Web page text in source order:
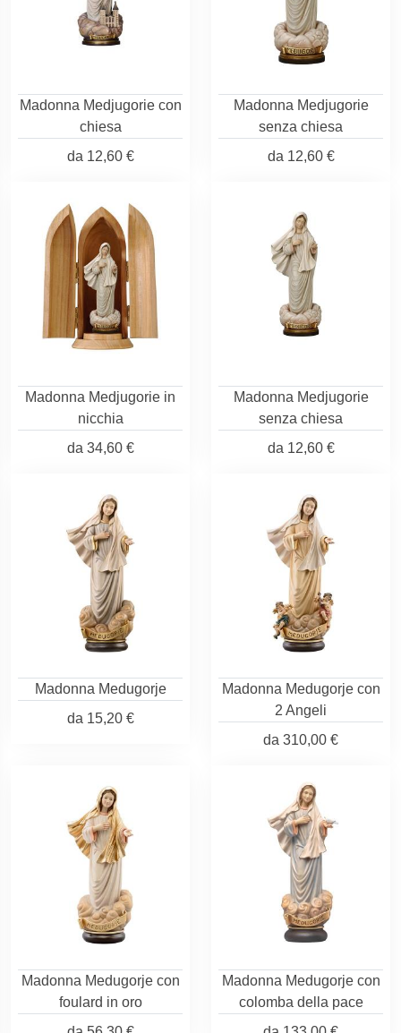
Madonna Medjugorie con
chiesa
da 12,60 €
Madonna Medjugorie
senza chiesa
da 12,60 €
Madonna Medjugorie in
nicchia
da 34,60 €
Madonna Medjugorie
senza chiesa
da 12,60 €
Madonna Medugorje
da 15,20 €
Madonna Medugorje con
2 Angeli
da 310,00 €
Madonna Medugorje con
foulard in oro
Madonna Medugorje con
colomba della pace